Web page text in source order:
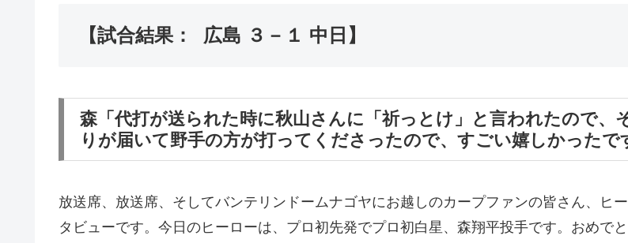
【試合結果： 広島 ３－１ 中日】
森「代打が送られた時に秋山さんに「祈っとけ」と言われたので、
りが届いて野手の方が打ってくださったので、すごい嬉しかったで
放送席、放送席、そしてバンテリンドームナゴヤにお越しのカープファンの皆さん、ヒ
タビューです。今日のヒーローは、プロ初先発でプロ初白星、森翔平投手です。おめで